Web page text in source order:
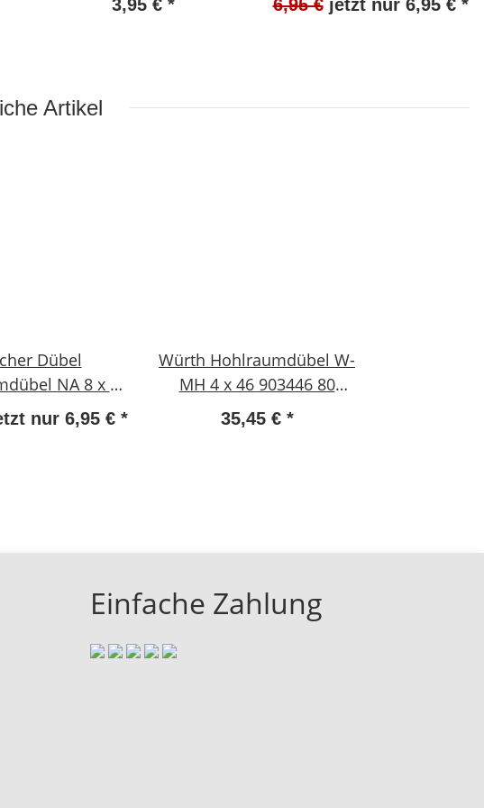
3,95 € *
#W1335-1018-1
6,95 € jetzt nur 6,95 € *
Artikel
Dübel
NA 8 x 30
Stück NEU
1018-1
nur 6,95 € *
Würth Hohlraumdübel W-
MH 4 x 46 903446 80
Stück NEU #W280-273
35,45 € *
Einfache Zahlung